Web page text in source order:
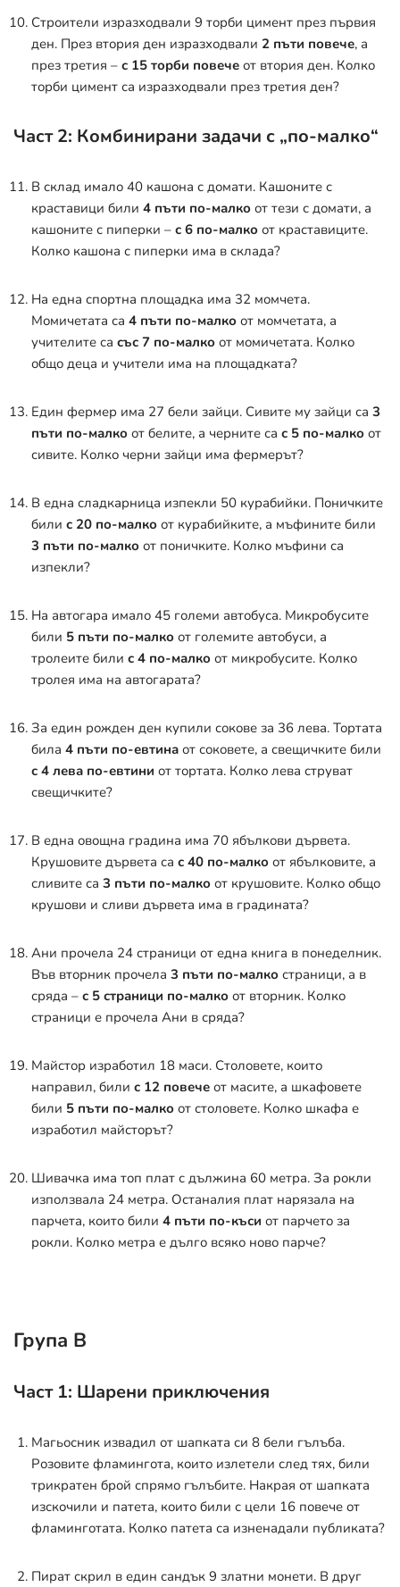
Строители изразходвали 9 торби цимент през първия
ден. През втория ден изразходвали 2 пъти повече, а
през третия – с 15 торби повече от втория ден. Колко
торби цимент са изразходвали през третия ден?
Част 2: Комбинирани задачи с „по-малко“
В склад имало 40 кашона с домати. Кашоните с
краставици били 4 пъти по-малко от тези с домати, а
кашоните с пиперки – с 6 по-малко от краставиците.
Колко кашона с пиперки има в склада?
На една спортна площадка има 32 момчета.
Момичетата са 4 пъти по-малко от момчетата, а
учителите са със 7 по-малко от момичетата. Колко
общо деца и учители има на площадката?
Един фермер има 27 бели зайци. Сивите му зайци са 3
пъти по-малко от белите, а черните са с 5 по-малко от
сивите. Колко черни зайци има фермерът?
В една сладкарница изпекли 50 курабийки. Поничките
били с 20 по-малко от курабийките, а мъфините били
3 пъти по-малко от поничките. Колко мъфини са
изпекли?
На автогара имало 45 големи автобуса. Микробусите
били 5 пъти по-малко от големите автобуси, а
тролеите били с 4 по-малко от микробусите. Колко
тролея има на автогарата?
За един рожден ден купили сокове за 36 лева. Тортата
била 4 пъти по-евтина от соковете, а свещичките били
с 4 лева по-евтини от тортата. Колко лева струват
свещичките?
В една овощна градина има 70 ябълкови дървета.
Крушовите дървета са с 40 по-малко от ябълковите, а
сливите са 3 пъти по-малко от крушовите. Колко общо
крушови и сливи дървета има в градината?
Ани прочела 24 страници от една книга в понеделник.
Във вторник прочела 3 пъти по-малко страници, а в
сряда – с 5 страници по-малко от вторник. Колко
страници е прочела Ани в сряда?
Майстор изработил 18 маси. Столовете, които
направил, били с 12 повече от масите, а шкафовете
били 5 пъти по-малко от столовете. Колко шкафа е
изработил майсторът?
Шивачка има топ плат с дължина 60 метра. За рокли
използвала 24 метра. Останалия плат нарязала на
парчета, които били 4 пъти по-къси от парчето за
рокли. Колко метра е дълго всяко ново парче?
Група В
Част 1: Шарени приключения
Магьосник извадил от шапката си 8 бели гълъба.
Розовите фламингота, които излетели след тях, били
трикратен брой спрямо гълъбите. Накрая от шапката
изскочили и патета, които били с цели 16 повече от
фламинготата. Колко патета са изненадали публиката?
Пират скрил в един сандък 9 златни монети. В друг